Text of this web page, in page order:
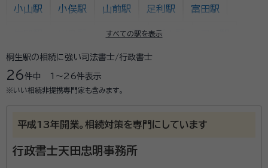
すべての駅を表示
小山駅 小俣駅 山前駅 足利駅 富田駅
大平下駅 栃木駅
高崎駅 高崎問屋町駅 井野駅
桐生駅の相続に強い司法書士/行政書士
26件中 1〜26件表示
※いい相続非提携専門家も含みます。
平成13年開業。相続対策を専門にしています
行政書士天田忠明事務所